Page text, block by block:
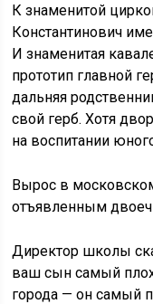
К знаменитой
Константинович
И знаменитая
прототип главной
дальняя
свой герб. Хотя
на воспитании
Вырос в
отъявленным
Директор школы
ваш сын самый
города — он самый